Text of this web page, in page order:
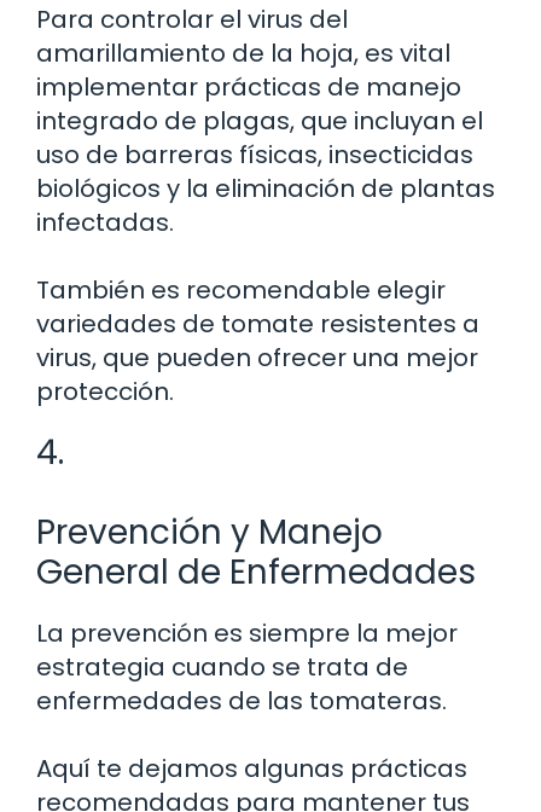
Para controlar el virus del
amarillamiento de la hoja, es vital
implementar prácticas de manejo
integrado de plagas, que incluyan el
uso de barreras físicas, insecticidas
biológicos y la eliminación de plantas
infectadas.
También es recomendable elegir
variedades de tomate resistentes a
virus, que pueden ofrecer una mejor
protección.
4.
Prevención y Manejo
General de Enfermedades
La prevención es siempre la mejor
estrategia cuando se trata de
enfermedades de las tomateras.
Aquí te dejamos algunas prácticas
recomendadas para mantener tus